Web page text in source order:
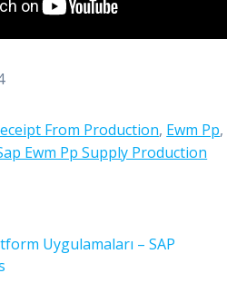
From Production, Ewm Pp,
Ewm Pp Supply Production
Uygulamaları – SAP